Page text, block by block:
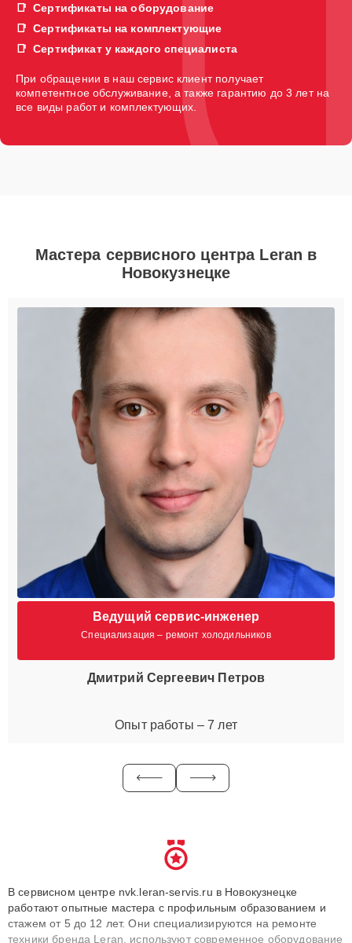
Сертификаты на оборудование
Сертификаты на комплектующие
Сертификат у каждого специалиста
При обращении в наш сервис клиент получает
компетентное обслуживание, а также гарантию до 3 лет на
все виды работ и комплектующих.
Мастера сервисного центра Leran в
Новокузнецке
Ведущий сервис-инженер
Специализация – ремонт холодильников
Дмитрий Сергеевич Петров
Опыт работы – 7 лет
В сервисном центре nvk.leran-servis.ru в Новокузнецке
работают опытные мастера с профильным образованием и
стажем от 5 до 12 лет. Они специализируются на ремонте
техники бренда Leran, используют современное оборудование